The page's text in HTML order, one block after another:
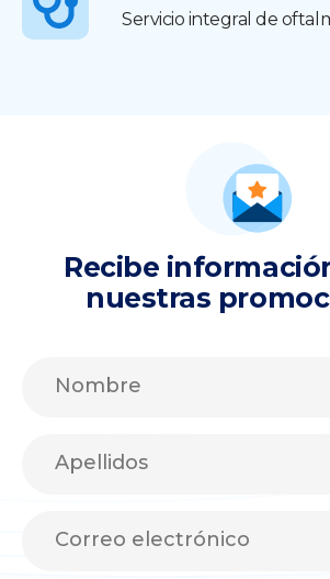
Servicio integral de
Recibe
nuestras